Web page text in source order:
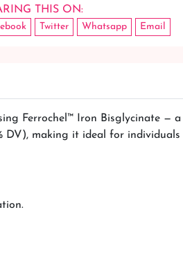
THIS ON:
Twitter Whatsapp Email
Ferrochel™ Iron Bisglycinate —
making it ideal for